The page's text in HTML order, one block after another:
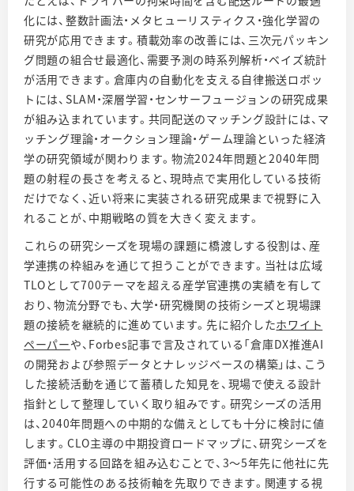
化には、整数計画法・メタヒューリスティクス・強化学習の
研究が応用できます。積載効率の改善には、三次元パッキン
グ問題の組合せ最適化、需要予測の時系列解析・ベイズ統計
が活用できます。倉庫内の自動化を支える自律搬送ロボッ
トには、SLAM・深層学習・センサーフュージョンの研究成果
が組み込まれています。共同配送のマッチング設計には、マ
ッチング理論・オークション理論・ゲーム理論といった経済
学の研究領域が関わります。物流2024年問題と2040年問
題の射程の長さを考えると、現時点で実用化している技術
だけでなく、近い将来に実装される研究成果まで視野に入
れることが、中期戦略の質を大きく変えます。
これらの研究シーズを現場の課題に橋渡しする役割は、産
学連携の枠組みを通じて担うことができます。当社は広域
TLOとして700テーマを超える産学官連携の実績を有して
おり、物流分野でも、大学・研究機関の技術シーズと現場課
題の接続を継続的に進めています。先に紹介したホワイト
ペーパーや、Forbes記事で言及されている「倉庫DX推進AI
の開発および参照データとナレッジベースの構築」は、こう
した接続活動を通じて蓄積した知見を、現場で使える設計
指針として整理していく取り組みです。研究シーズの活用
は、2040年問題への中期的な備えとしても十分に検討に値
します。CLO主導の中期投資ロードマップに、研究シーズを
評価・活用する回路を組み込むことで、3〜5年先に他社に先
行する可能性のある技術軸を先取りできます。関連する視